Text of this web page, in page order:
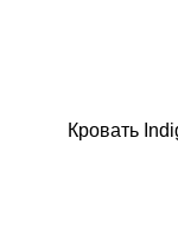
Кровать